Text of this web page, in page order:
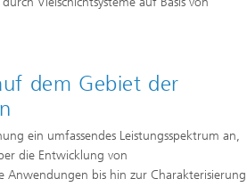
dem Gebiet der
ein umfassendes Leistungsspektrum an,
die Entwicklung von
Anwendungen bis hin zur Charakterisierung